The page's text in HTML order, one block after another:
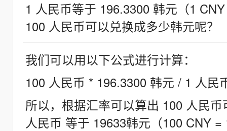
1 人民币等于 196.3300 韩元（1
100 人民币可以兑换成多少韩元呢？
我们可以用以下公式进行计算：
100 人民币 * 196.3300 韩元 / 1 人民
所以，根据汇率可以算出 100 人民
人民币 等于 19633韩元（100 CNY =